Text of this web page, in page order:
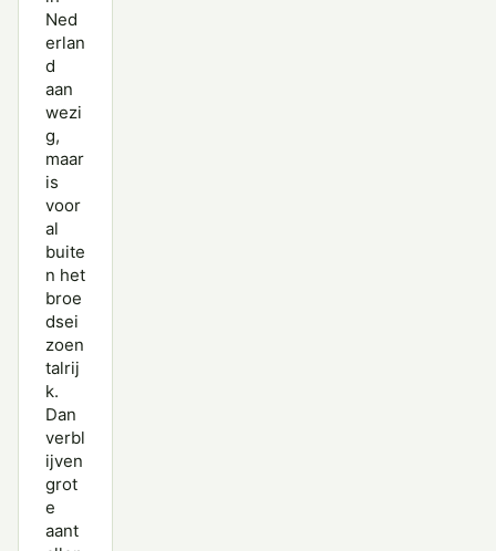
Ned
erlan
d
aan
wezi
g,
maar
is
voor
al
buite
n het
broe
dsei
zoen
talrij
k.
Dan
verbl
ijven
grot
e
aant